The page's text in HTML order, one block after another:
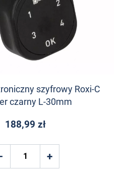
szyfrowy Roxi-C
czarny L-30mm
188,99 zł